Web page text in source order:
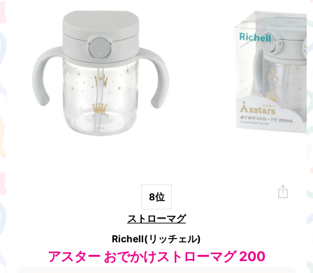
8位
ストローマグ
Richell(リッチェル)
アスター おでかけストローマグ 200